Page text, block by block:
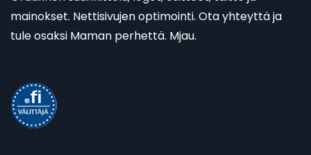
mainokset. Nettisivujen optimointi. Ota yhteyttä ja
tule osaksi Maman perhettä. Mjau.